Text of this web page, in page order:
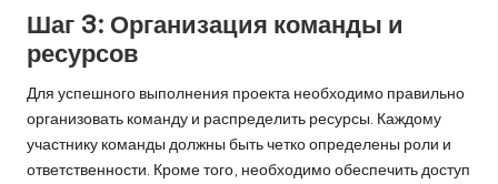
Шаг 3: Организация команды и
ресурсов
Для успешного выполнения проекта необходимо правильно
организовать команду и распределить ресурсы. Каждому
участнику команды должны быть четко определены роли и
ответственности. Кроме того, необходимо обеспечить доступ